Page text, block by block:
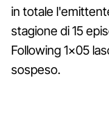
in totale
stagione di 15
Following 1×05
sospeso.